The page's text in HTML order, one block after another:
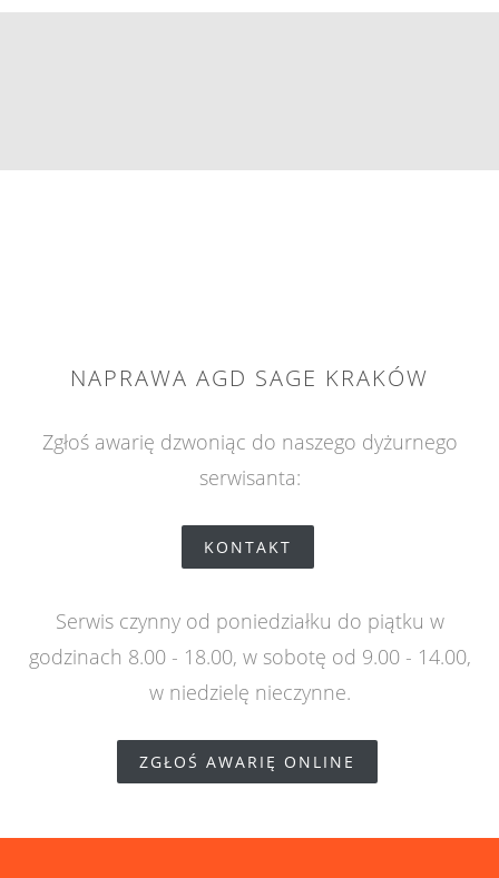
NAPRAWA AGD SAGE KRAKÓW
Zgłoś awarię dzwoniąc do naszego dyżurnego
serwisanta:
KONTAKT
Serwis czynny od poniedziałku do piątku w
godzinach 8.00 - 18.00, w sobotę od 9.00 - 14.00,
w niedzielę nieczynne.
ZGŁOŚ AWARIĘ ONLINE